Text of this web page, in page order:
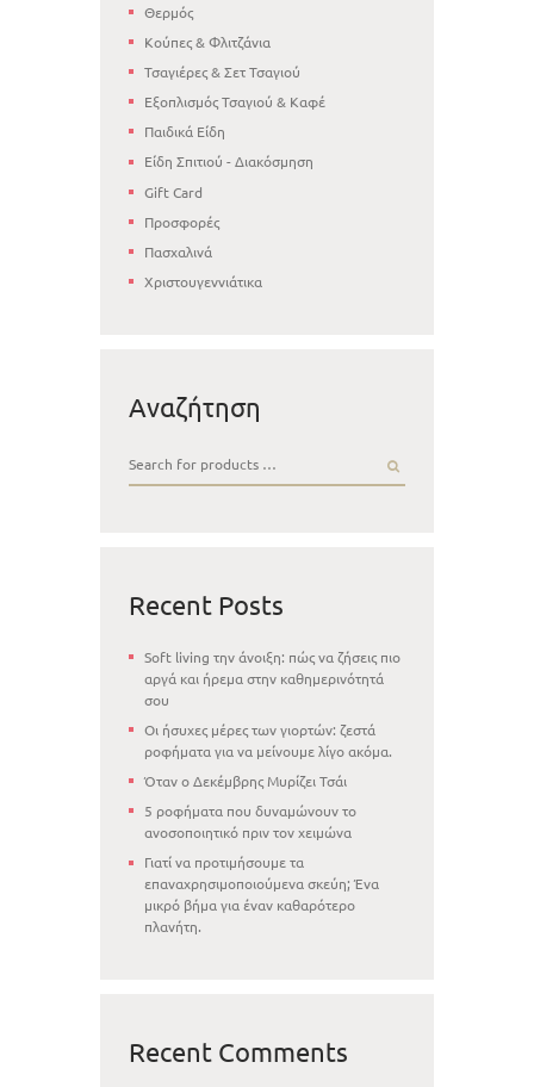
Θερμός
Κούπες & Φλιτζάνια
Τσαγιέρες & Σετ Τσαγιού
Εξοπλισμός Τσαγιού & Καφέ
Παιδικά Είδη
Είδη Σπιτιού - Διακόσμηση
Gift Card
Προσφορές
Πασχαλινά
Χριστουγεννιάτικα
Αναζήτηση
Recent Posts
Soft living την άνοιξη: πώς να ζήσεις πιο
αργά και ήρεμα στην καθημερινότητά
σου
Οι ήσυχες μέρες των γιορτών: ζεστά
ροφήματα για να μείνουμε λίγο ακόμα.
Όταν ο Δεκέμβρης Μυρίζει Τσάι
5 ροφήματα που δυναμώνουν το
ανοσοποιητικό πριν τον χειμώνα
Γιατί να προτιμήσουμε τα
επαναχρησιμοποιούμενα σκεύη; Ένα
μικρό βήμα για έναν καθαρότερο
πλανήτη.
Recent Comments